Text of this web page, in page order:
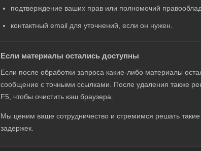
подтверждение ваших прав или полномочий
контактный email для уточнений, если он нужен.
Если материалы остались доступны
Если после обработки запроса какие-либо материалы
сообщение с точными ссылками. После удаления также
F5, чтобы очистить кэш браузера.
Мы ценим ваше сотрудничество и стремимся решать
задержек.